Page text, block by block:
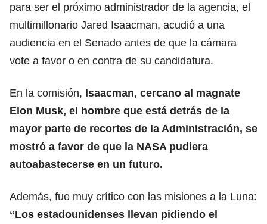
para ser el próximo administrador de la agencia, el
multimillonario Jared Isaacman, acudió a una
audiencia en el Senado antes de que la cámara
vote a favor o en contra de su candidatura.
En la comisión, Isaacman, cercano al magnate
Elon Musk, el hombre que está detrás de la
mayor parte de recortes de la Administración, se
mostró a favor de que la NASA pudiera
autoabastecerse en un futuro.
Además, fue muy crítico con las misiones a la Luna:
“Los estadounidenses llevan pidiendo el